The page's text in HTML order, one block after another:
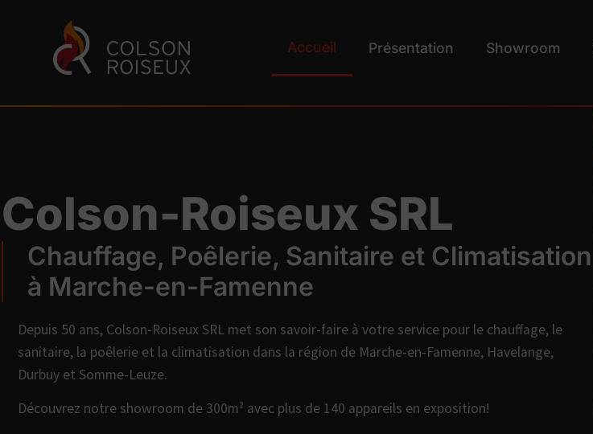
Accueil Présentation Showroom
Colson-Roiseux SRL
Chauffage, Poêlerie, Sanitaire et Climatisation
à Marche-en-Famenne
Depuis 50 ans, Colson-Roiseux SRL met son savoir-faire à votre service pour le chauffage, le
sanitaire, la poêlerie et la climatisation dans la région de Marche-en-Famenne, Havelange,
Durbuy et Somme-Leuze.
Découvrez notre showroom de 300m² avec plus de 140 appareils en exposition!